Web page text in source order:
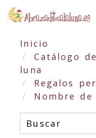
Inicio
Catálogo
luna
Regalos
Nombre de